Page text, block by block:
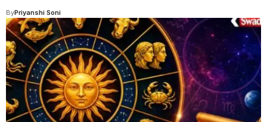
ByPriyanshi Soni